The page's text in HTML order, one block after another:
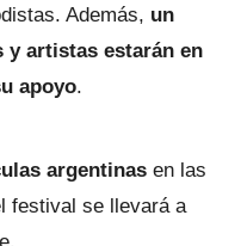
Además, un
artistas estarán en
apoyo.
argentinas en las
festival se llevará a